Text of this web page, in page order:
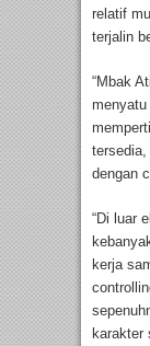
relatif
terjalin
“Mbak
tersedia,
dengan
“Di luar
kerja
karakter